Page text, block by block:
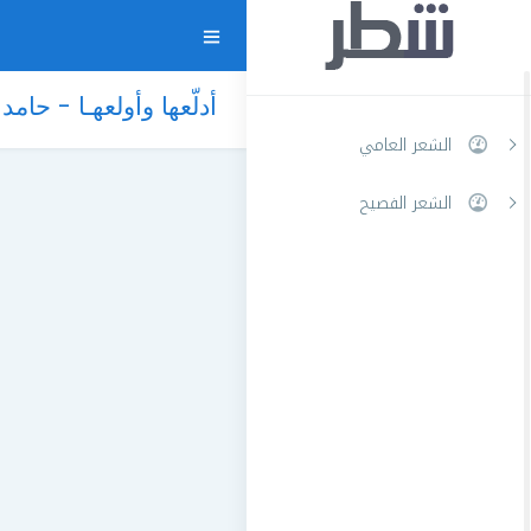
الشعر العامي
الشعر الفصيح
أدلّعها وأولعهـا -